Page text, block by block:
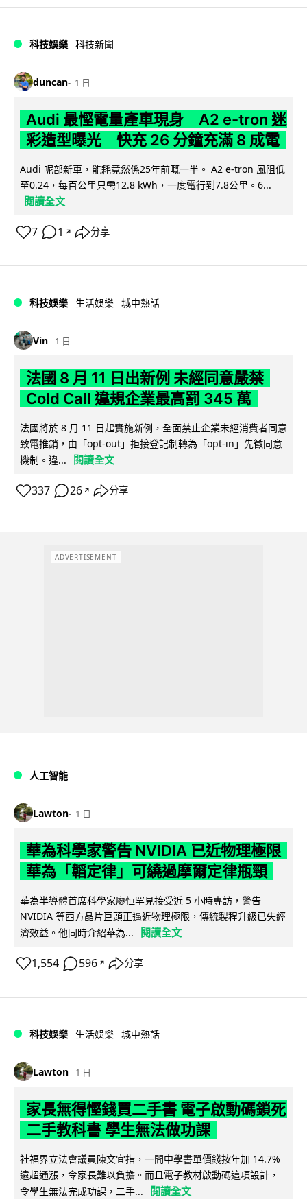
科技娛樂 科技新聞
duncan 1 日
Audi 最慳電量產車現身 A2 e-tron 迷
彩造型曝光 快充 26 分鐘充滿 8 成電
Audi 呢部新車，能耗竟然係25年前嘅一半。 A2 e-tron 風阻低
至0.24，每百公里只需12.8 kWh，一度電行到7.8公里。6...
閱讀全文
7 1 ↗ 分享
科技娛樂 生活娛樂 城中熱話
Vin 1 日
法國 8 月 11 日出新例 未經同意嚴禁
Cold Call 違規企業最高罰 345 萬
法國將於 8 月 11 日起實施新例，全面禁止企業未經消費者同意
致電推銷，由「opt-out」拒接登記制轉為「opt-in」先徵同意
機制。違...
閱讀全文
337 26 ↗ 分享
ADVERTISEMENT
人工智能
Lawton 1 日
華為科學家警告 NVIDIA 已近物理極限
華為「韜定律」可繞過摩爾定律瓶頸
華為半導體首席科學家廖恒罕見接受近 5 小時專訪，警告
NVIDIA 等西方晶片巨頭正逼近物理極限，傳統製程升級已失經
濟效益。他同時介紹華為...
閱讀全文
1,554 596 ↗ 分享
科技娛樂 生活娛樂 城中熱話
Lawton 1 日
家長無得慳錢買二手書 電子啟動碼鎖死
二手教科書 學生無法做功課
社福界立法會議員陳文宜指，一間中學書單價錢按年加 14.7%
遠超通漲，令家長難以負擔。而且電子教材啟動碼這項設計，
令學生無法完成功課，二手...
閱讀全文